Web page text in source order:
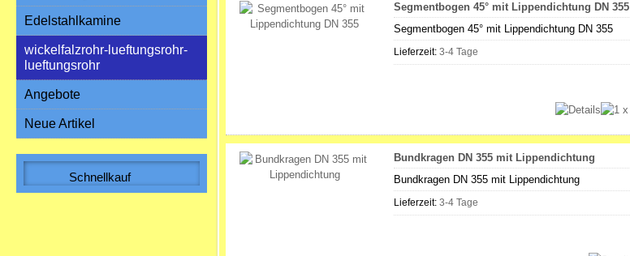
Segmentbogen 45° mit Lippendichtung DN 355
Segmentbogen 45° mit Lippendichtung DN 355
Lieferzeit: 3-4 Tage
Bundkragen DN 355 mit Lippendichtung
Bundkragen DN 355 mit Lippendichtung
Lieferzeit: 3-4 Tage
Edelstahlkamine
wickelfalzrohr-lueftungsrohr-
lueftungsrohr
Angebote
Neue Artikel
Schnellkauf